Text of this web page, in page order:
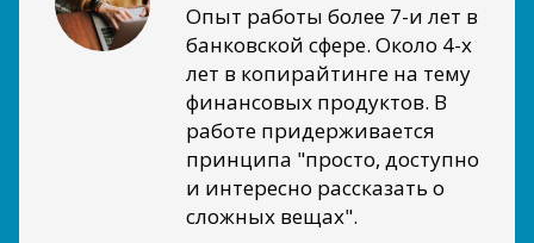
Опыт работы более 7-и лет в
банковской сфере. Около 4-х
лет в копирайтинге на тему
финансовых продуктов. В
работе придерживается
принципа "просто, доступно
и интересно рассказать о
сложных вещах".